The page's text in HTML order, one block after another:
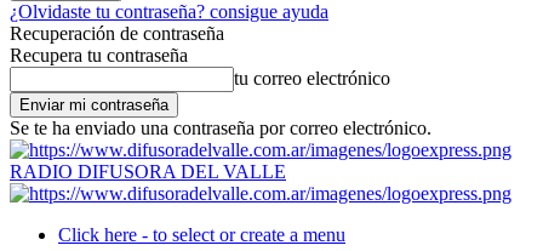
¿Olvidaste tu contraseña? consigue ayuda
Recuperación de contraseña
Recupera tu contraseña
tu correo electrónico
Se te ha enviado una contraseña por correo electrónico.
RADIO DIFUSORA DEL VALLE
Click here - to select or create a menu